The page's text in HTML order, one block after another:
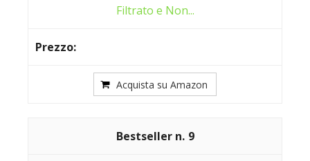
Filtrato e Non...
Acquista su Amazon
9